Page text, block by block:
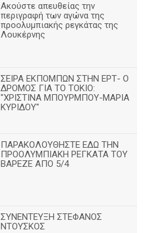
Ακούστε απευθείας την
περιγραφή των αγώνα της
προολυμπιακής ρεγκάτας της
Λουκέρνης
ΣΕΙΡΑ ΕΚΠΟΜΠΩΝ ΣΤΗΝ ΕΡΤ- Ο
ΔΡΟΜΟΣ ΓΙΑ ΤΟ ΤΟΚΙΟ:
"ΧΡΙΣΤΙΝΑ ΜΠΟΥΡΜΠΟΥ-ΜΑΡΙΑ
ΚΥΡΙΔΟΥ"
ΠΑΡΑΚΟΛΟΥΘΗΣΤΕ ΕΔΩ ΤΗΝ
ΠΡΟΟΛΥΜΠΙΑΚΗ ΡΕΓΚΑΤΑ ΤΟΥ
ΒΑΡΕΖΕ ΑΠΟ 5/4
ΣΥΝΕΝΤΕΥΞΗ ΣΤΕΦΑΝΟΣ
ΝΤΟΥΣΚΟΣ